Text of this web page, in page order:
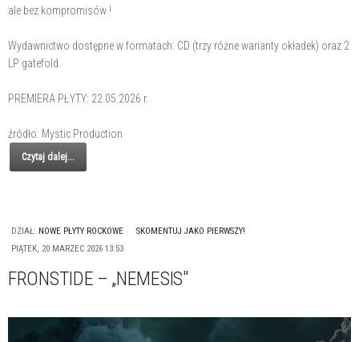
ale bez kompromisów !
Wydawnictwo dostępne w formatach: CD (trzy różne warianty okładek) oraz 2
LP gatefold.
PREMIERA PŁYTY: 22.05.2026 r.
źródło: Mystic Production
Czytaj dalej...
DZIAŁ: NOWE PŁYTY ROCKOWE
SKOMENTUJ JAKO PIERWSZY!
PIĄTEK, 20 MARZEC 2026 13:53
FRONSTIDE – „NEMESIS"